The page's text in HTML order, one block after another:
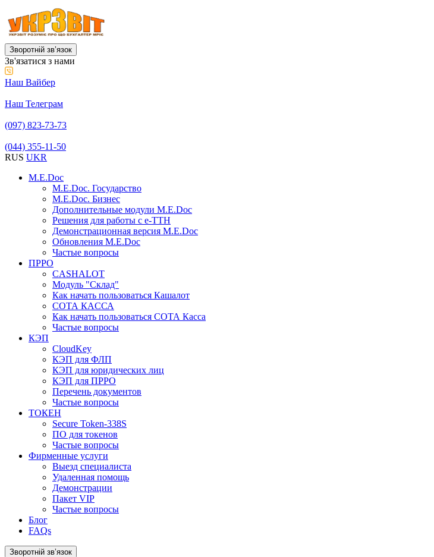
Зворотній звʼязок
Зв'язатися з нами
Наш Вайбер
Наш Телеграм
(097) 823-73-73
(044) 355-11-50
RUS UKR
M.E.Doc
M.E.Doc. Государство
M.E.Doc. Бизнес
Дополнительные модули M.E.Doc
Решения для работы с е-ТТН
Демонстрационная версия M.E.Doc
Обновления M.E.Doc
Частые вопросы
ПРРО
CASHALOT
Модуль "Склад"
Как начать пользоваться Кашалот
СОТА КАCСА
Как начать пользоваться СОТА Касса
Частые вопросы
КЭП
CloudKey
КЭП для ФЛП
КЭП для юридических лиц
КЭП для ПРРО
Перечень документов
Частые вопросы
ТОКЕН
Secure Token-338S
ПО для токенов
Частые вопросы
Фирменные услуги
Выезд специалиста
Удаленная помощь
Демонстрации
Пакет VIP
Частые вопросы
Блог
FAQs
Зворотній звʼязок